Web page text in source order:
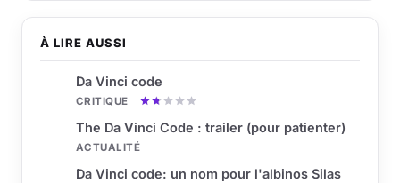
À LIRE AUSSI
Da Vinci code
CRITIQUE
The Da Vinci Code : trailer (pour patienter)
ACTUALITÉ
Da Vinci code: un nom pour l'albinos Silas